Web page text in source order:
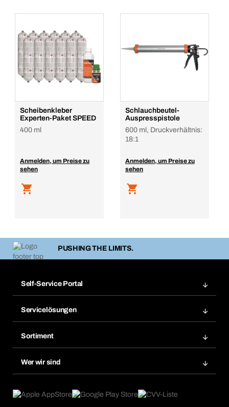
Scheibenkleber
Experten-Paket SPEED
400 ml
Anmelden, um Preise zu
sehen
Schlauchbeutel-
Auspresspistole
600 ml, Druckverhältnis:
18:1
Anmelden, um Preise zu
sehen
PUSHING THE LIMITS.
Self-Service Portal
Merklisten
Nachbestellung
Dauerauftrag
Servicelösungen
Gefahrenstoffdatenbank
eProcurement
Produktfinder
Sortiment
Wer wir sind
Was uns antreibt